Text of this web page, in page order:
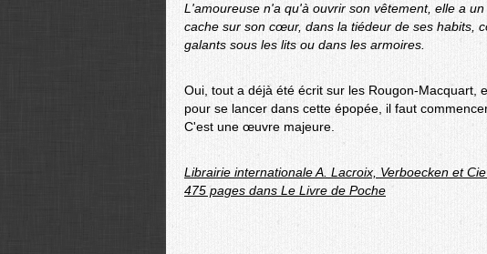
L'amoureuse n'a qu'à ouvrir son vêtement, elle a
cache sur son cœur, dans la tiédeur de ses habits,
galants sous les lits ou dans les armoires.
Oui, tout a déjà été écrit sur les Rougon-Macquart,
pour se lancer dans cette épopée, il faut
C'est une œuvre majeure.
Librairie internationale A. Lacroix, Verboecken et
475 pages dans Le Livre de Poche